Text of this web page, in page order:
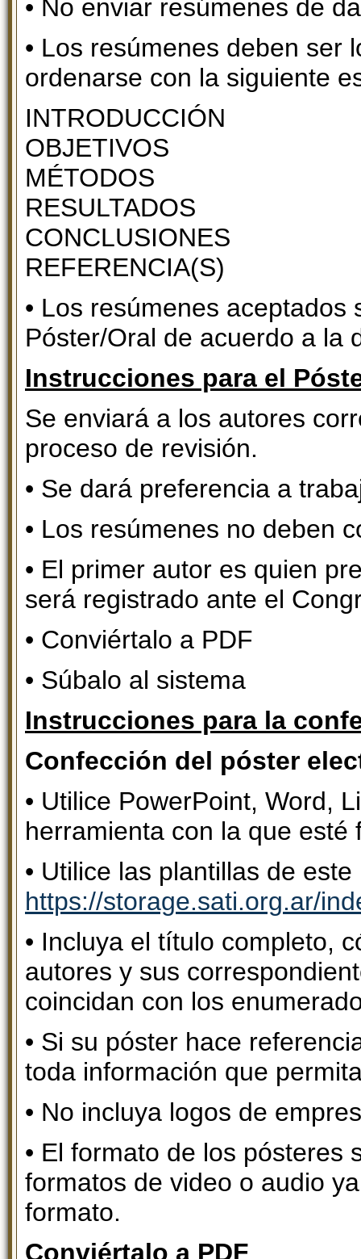
• No enviar resúmenes de
• Los resúmenes deben ser
ordenarse con la siguiente
INTRODUCCIÓN
OBJETIVOS
MÉTODOS
RESULTADOS
CONCLUSIONES
REFERENCIA(S)
• Los resúmenes
Póster/Oral de acuerdo a la
Instrucciones para el
Se enviará a los autores
proceso de revisión.
• Se dará preferencia a
• Los resúmenes no deben
• El primer autor es quien
será registrado ante el
• Conviértalo a PDF
• Súbalo al sistema
Instrucciones para la
Confección del póster
• Utilice PowerPoint, Word,
herramienta con la que esté
• Utilice las plantillas de este
https://storage.sati.org.ar/
• Incluya el título completo,
autores y sus
coincidan con los
• Si su póster hace
toda información que
• No incluya logos de
• El formato de los pósteres
formatos de video o audio
formato.
Conviértalo a PDF